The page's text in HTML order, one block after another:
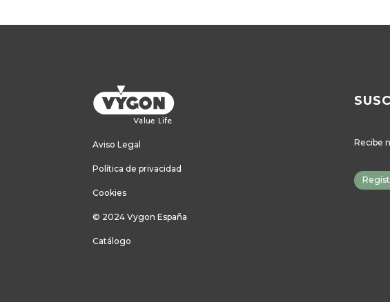
Aviso Legal
Política de privacidad
Cookies
© 2024 Vygon España
Catálogo
Recibe